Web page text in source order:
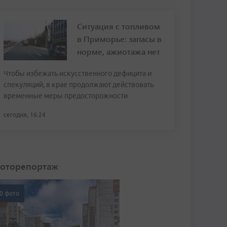
Ситуация с топливом
в Приморье: запасы в
норме, ажиотажа нет
Чтобы избежать искусственного дефицита и
спекуляций, в крае продолжают действовать
временные меры предосторожности
сегодня, 16:24
фото